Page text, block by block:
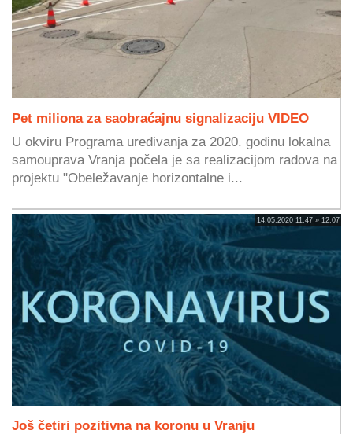
Pet miliona za saobraćajnu signalizaciju VIDEO
U okviru Programa uređivanja za 2020. godinu lokalna
samouprava Vranja počela je sa realizacijom radova na
projektu "Obeležavanje horizontalne i...
14.05.2020 11:47 » 12:07
Još četiri pozitivna na koronu u Vranju